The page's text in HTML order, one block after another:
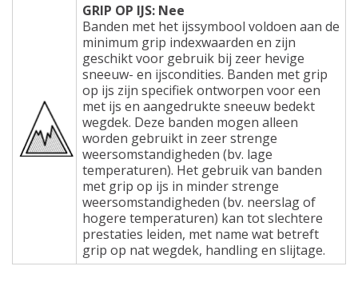
GRIP OP IJS: Nee
Banden met het ijssymbool voldoen aan de
minimum grip indexwaarden en zijn
geschikt voor gebruik bij zeer hevige
sneeuw- en ijscondities. Banden met grip
op ijs zijn specifiek ontworpen voor een
met ijs en aangedrukte sneeuw bedekt
wegdek. Deze banden mogen alleen
worden gebruikt in zeer strenge
weersomstandigheden (bv. lage
temperaturen). Het gebruik van banden
met grip op ijs in minder strenge
weersomstandigheden (bv. neerslag of
hogere temperaturen) kan tot slechtere
prestaties leiden, met name wat betreft
grip op nat wegdek, handling en slijtage.